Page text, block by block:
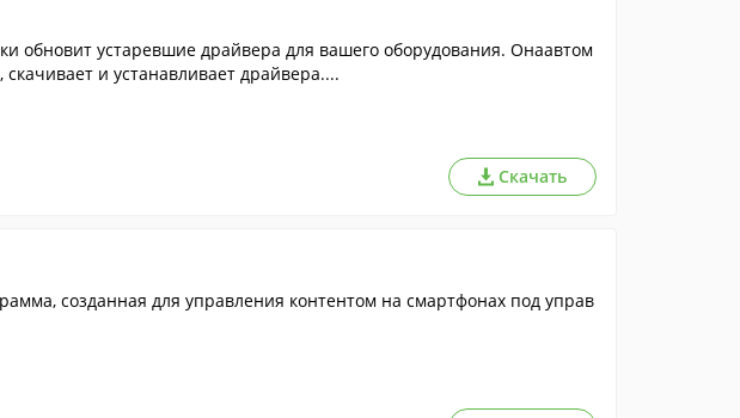
обновит устаревшие драйвера для вашего оборудования. Онаавтом
скачивает и устанавливает драйвера....
Скачать
созданная для управления контентом на смартфонах под управ